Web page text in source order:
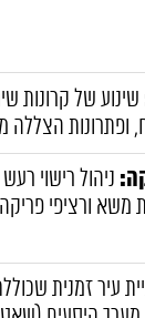
ופתרונות הצללה
משא ורציפי
עיר זמנית